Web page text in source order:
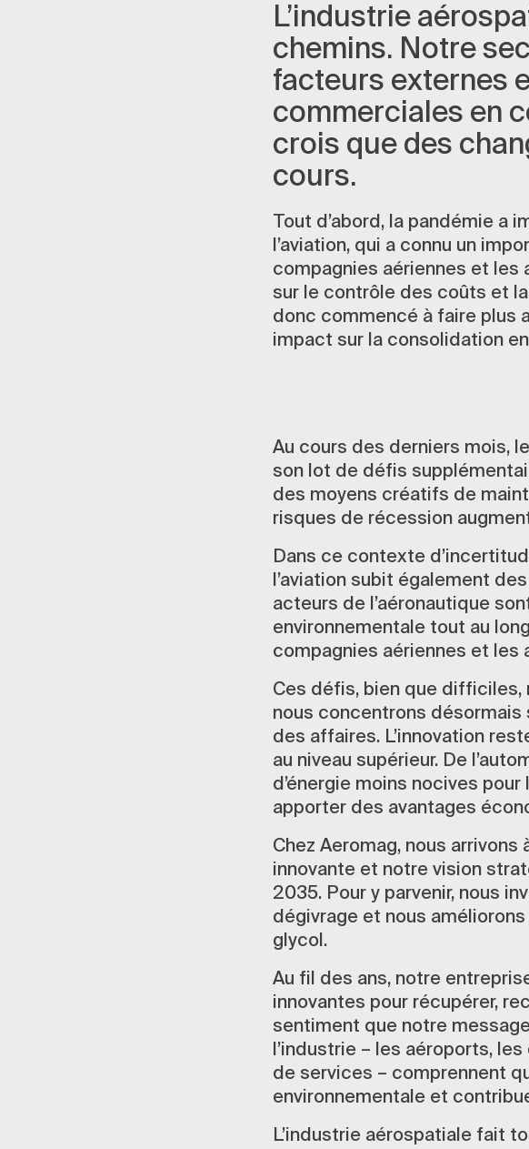
L’industrie
chemins. Notre
facteurs externes
commerciales en
crois que des
cours.
Tout d’abord, la pandémie a
l’aviation, qui a connu un
compagnies aériennes et
sur le contrôle des coûts et
donc commencé à faire plus
impact sur la consolidation
Au cours des derniers mois,
son lot de défis
des moyens créatifs de
risques de récession
Dans ce contexte
l’aviation subit également
acteurs de l’aéronautique
environnementale tout au
compagnies aériennes et les
Ces défis, bien que
nous concentrons
des affaires. L’innovation
au niveau supérieur. De
d’énergie moins nocives
apporter des avantages
Chez Aeromag, nous
innovante et notre vision
2035. Pour y parvenir, nous
dégivrage et nous
glycol.
Au fil des ans, notre
innovantes pour récupérer,
sentiment que notre
l’industrie – les aéroports,
de services – comprennent
environnementale et
L’industrie aérospatiale fait